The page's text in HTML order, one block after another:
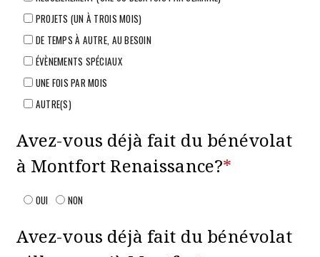
PROJETS (UN À TROIS MOIS)
DE TEMPS À AUTRE, AU BESOIN
ÉVÈNEMENTS SPÉCIAUX
UNE FOIS PAR MOIS
AUTRE(S)
Avez-vous déjà fait du bénévolat
à Montfort Renaissance?*
OUI NON
Avez-vous déjà fait du bénévolat